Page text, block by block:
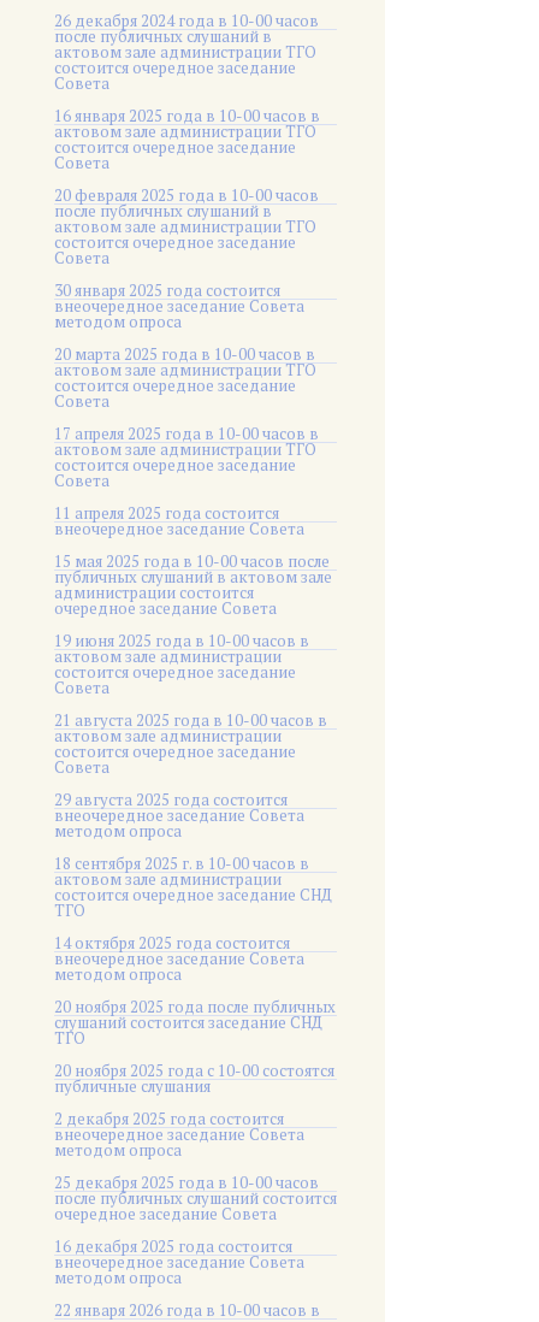
26 декабря 2024 года в 10-00 часов
после публичных слушаний в
актовом зале администрации ТГО
состоится очередное заседание
Совета
16 января 2025 года в 10-00 часов в
актовом зале администрации ТГО
состоится очередное заседание
Совета
20 февраля 2025 года в 10-00 часов
после публичных слушаний в
актовом зале администрации ТГО
состоится очередное заседание
Совета
30 января 2025 года состоится
внеочередное заседание Совета
методом опроса
20 марта 2025 года в 10-00 часов в
актовом зале администрации ТГО
состоится очередное заседание
Совета
17 апреля 2025 года в 10-00 часов в
актовом зале администрации ТГО
состоится очередное заседание
Совета
11 апреля 2025 года состоится
внеочередное заседание Совета
15 мая 2025 года в 10-00 часов после
публичных слушаний в актовом зале
администрации состоится
очередное заседание Совета
19 июня 2025 года в 10-00 часов в
актовом зале администрации
состоится очередное заседание
Совета
21 августа 2025 года в 10-00 часов в
актовом зале администрации
состоится очередное заседание
Совета
29 августа 2025 года состоится
внеочередное заседание Совета
методом опроса
18 сентября 2025 г. в 10-00 часов в
актовом зале администрации
состоится очередное заседание СНД
ТГО
14 октября 2025 года состоится
внеочередное заседание Совета
методом опроса
20 ноября 2025 года после публичных
слушаний состоится заседание СНД
ТГО
20 ноября 2025 года c 10-00 состоятся
публичные слушания
2 декабря 2025 года состоится
внеочередное заседание Совета
методом опроса
25 декабря 2025 года в 10-00 часов
после публичных слушаний состоится
очередное заседание Совета
16 декабря 2025 года состоится
внеочередное заседание Совета
методом опроса
22 января 2026 года в 10-00 часов в